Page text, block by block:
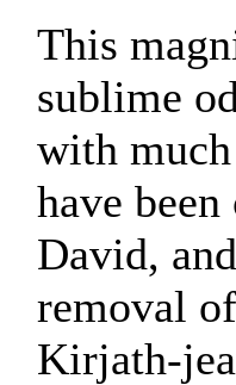
This
sublime
with
have
David,
removal
Kirjath-